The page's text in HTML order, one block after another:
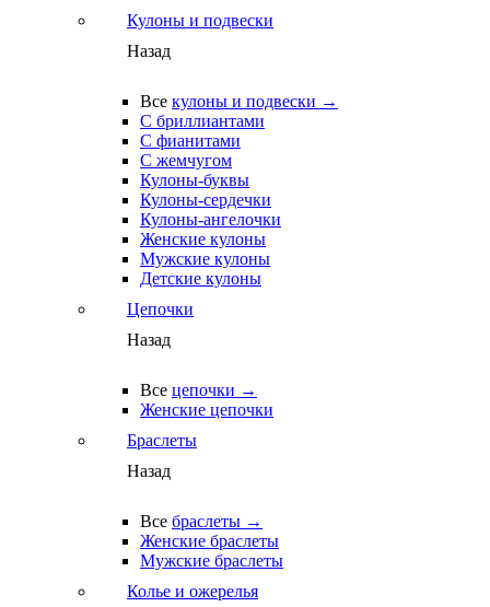
Кулоны и подвески
Назад
Все кулоны и подвески →
С бриллиантами
С фианитами
С жемчугом
Кулоны-буквы
Кулоны-сердечки
Кулоны-ангелочки
Женские кулоны
Мужские кулоны
Детские кулоны
Цепочки
Назад
Все цепочки →
Женские цепочки
Браслеты
Назад
Все браслеты →
Женские браслеты
Мужские браслеты
Колье и ожерелья